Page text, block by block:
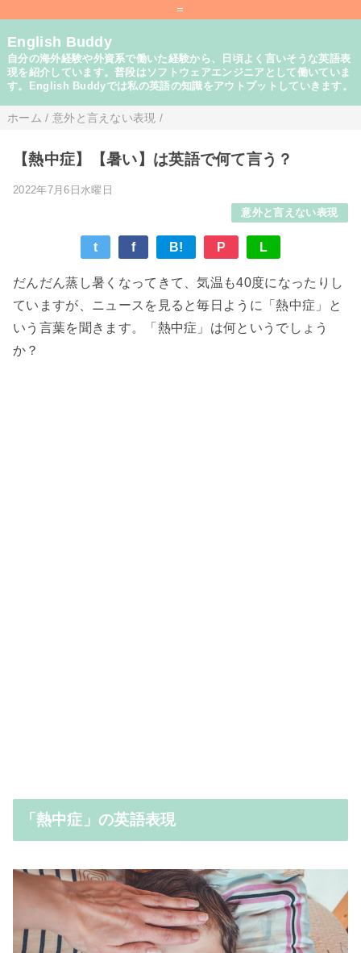
=
English Buddy
自分の海外経験や外資系で働いた経験から、日頃よく言いそうな英語表
現を紹介しています。普段はソフトウェアエンジニアとして働いていま
す。English Buddyでは私の英語の知識をアウトプットしていきます。
ホーム / 意外と言えない表現 /
【熱中症】【暑い】は英語で何て言う？
2022年7月6日水曜日
意外と言えない表現
t f B! P L
だんだん蒸し暑くなってきて、気温も40度になったりし
ていますが、ニュースを見ると毎日ように「熱中症」と
いう言葉を聞きます。「熱中症」は何というでしょう
か？
「熱中症」の英語表現